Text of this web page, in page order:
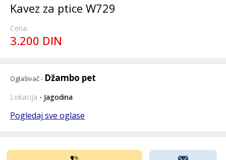
Kavez za ptice W729
Cena:
3.200 DIN
Oglašivač - Džambo pet
Lokacija - Jagodina
Pogledaj sve oglase